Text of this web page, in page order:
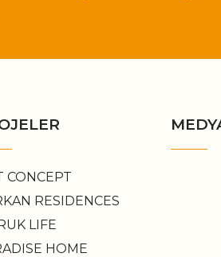
CONCEPT
RESIDENCES
LIFE
HOME